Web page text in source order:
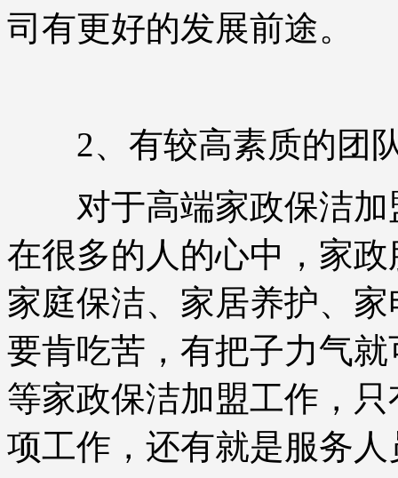
司有更好的发展前途。
2、有较高素质的团
对于高端家政保洁加
在很多的人的心中，家
家庭保洁、家居养护、
要肯吃苦，有把子力气
等家政保洁加盟工作，
项工作，还有就是服务